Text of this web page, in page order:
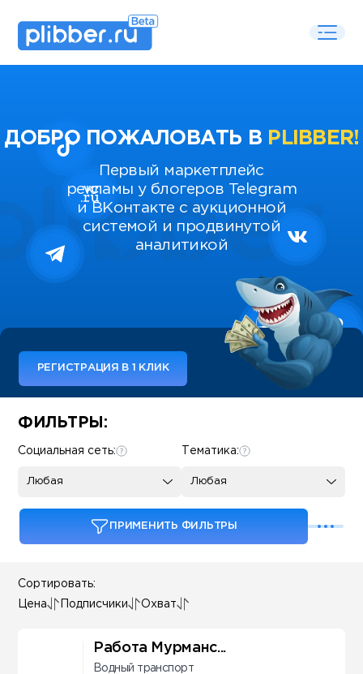
ДОБРО ПОЖАЛОВАТЬ В PLIBBER!
Первый маркетплейс
рекламы у блогеров Telegram
и ВКонтакте с аукционной
системой и продвинутой
аналитикой
РЕГИСТРАЦИЯ В 1 КЛИК
Some SEO Title
ФИЛЬТРЫ:
Тематика:
Любая
Социальная сеть:
Любая
ПРИМЕНИТЬ ФИЛЬТРЫ
Сортировать:
Цена Подписчики Охват
Работа Мурманс...
Водный транспорт